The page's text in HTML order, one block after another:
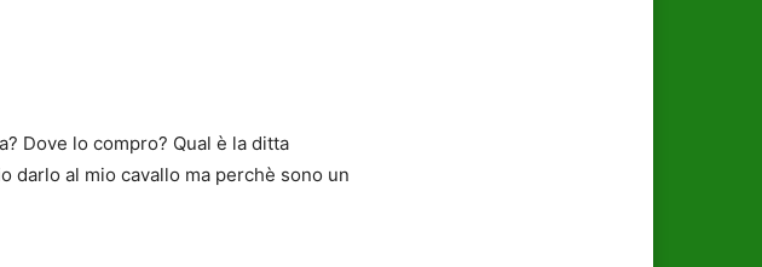
Dove lo compro? Qual è la ditta
darlo al mio cavallo ma perchè sono un